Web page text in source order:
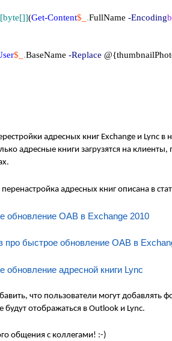
[byte[]](Get-Content$_ .FullName -Encoding
$_ .BaseName -Replace
адресных книг Exchange и Lync в
адресные книги загрузятся на
адресных книг описана в
обновление OAB в Exchange 2010
про быстрое обновление OAB в
обновление адресной книги Lync
что пользователи могут добавлять
будут отображаться в Outlook и Lync.
общения с коллегами! :-)